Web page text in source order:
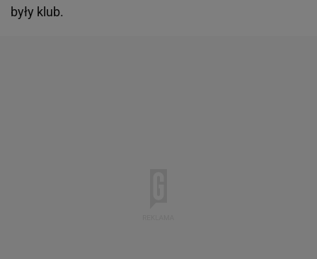
były klub.